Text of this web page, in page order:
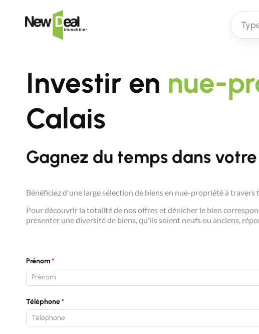
Investir en nue-
Calais
Gagnez du temps dans
Bénéficiez d'une large sélection de biens en nue-propriété à
Pour découvrir la totalité de nos offres et dénicher le bien
présenter une diversité de biens, qu'ils soient neufs ou anciens,
Prénom
Téléphone